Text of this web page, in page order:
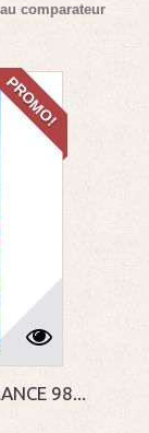
comparateur
PROMO!
98...